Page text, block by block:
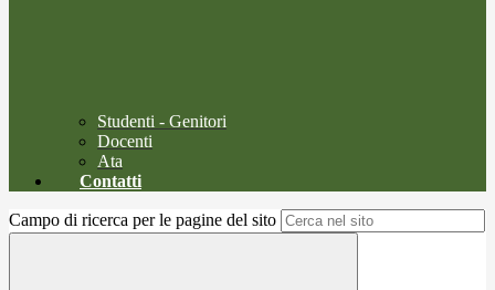
Studenti - Genitori
Docenti
Ata
Contatti
Campo di ricerca per le pagine del sito